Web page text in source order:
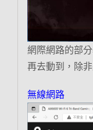
網際網路的部
再去動到，除
無線網路